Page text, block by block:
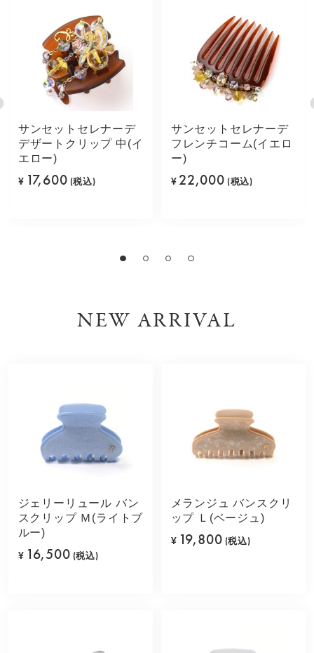
サンセットセレナーデ
デザートクリップ 中(イ
エロー)
¥ 17,600 (税込)
サンセットセレナーデ
フレンチコーム(イエロ
ー)
¥ 22,000 (税込)
NEW ARRIVAL
ジェリーリュール バン
スクリップ Ｍ(ライトブ
ルー)
¥ 16,500 (税込)
メランジュ バンスクリ
ップ Ｌ(ベージュ)
¥ 19,800 (税込)